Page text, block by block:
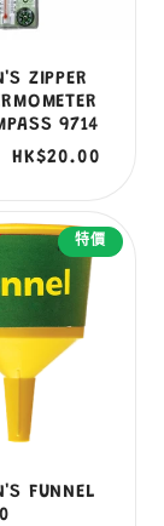
ZIPPER
9714
售
HK$20.00
特價
FUNNEL